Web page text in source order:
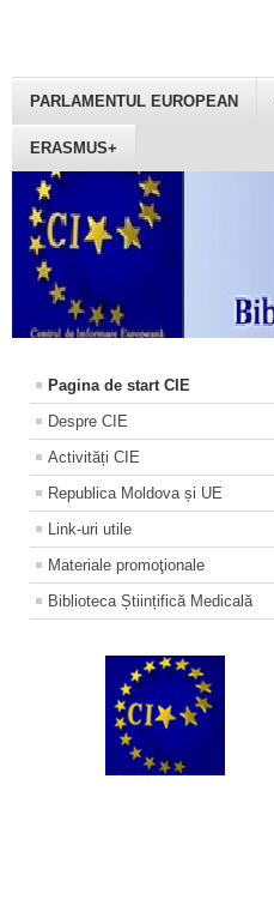
PARLAMENTUL EUROPEAN
ERASMUS+
Pagina de start CIE
Despre CIE
Activități CIE
Republica Moldova și UE
Link-uri utile
Materiale promoţionale
Biblioteca Științifică Medicală